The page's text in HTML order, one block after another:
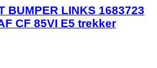
BUMPER LINKS 1683723
CF 85VI E5 trekker